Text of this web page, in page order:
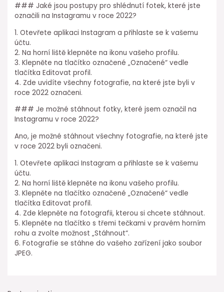
### Jaké jsou postupy pro shlédnutí fotek, které jste
označili na Instagramu v roce 2022?
1. Otevřete aplikaci Instagram a přihlaste se k vašemu
účtu.
2. Na horní liště klepněte na ikonu vašeho profilu.
3. Klepněte na tlačítko označené „Označené“ vedle
tlačítka Editovat profil.
4. Zde uvidíte všechny fotografie, na které jste byli v
roce 2022 označeni.
### Je možné stáhnout fotky, které jsem označil na
Instagramu v roce 2022?
Ano, je možné stáhnout všechny fotografie, na které jste
v roce 2022 byli označeni.
1. Otevřete aplikaci Instagram a přihlaste se k vašemu
účtu.
2. Na horní liště klepněte na ikonu vašeho profilu.
3. Klepněte na tlačítko označené „Označené“ vedle
tlačítka Editovat profil.
4. Zde klepněte na fotografii, kterou si chcete stáhnout.
5. Klepněte na tlačítko s třemi tečkami v pravém horním
rohu a zvolte možnost „Stáhnout“.
6. Fotografie se stáhne do vašeho zařízení jako soubor
JPEG.